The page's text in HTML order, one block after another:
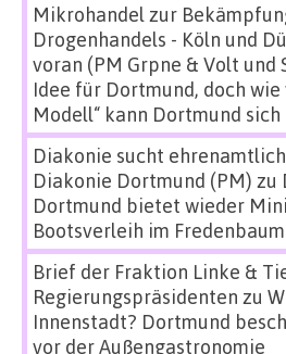
Mikrohandel zur
Drogenhandels - Köln und
voran (PM Grpne & Volt und
Idee für Dortmund, doch wie
Modell“ kann Dortmund
Diakonie sucht
Diakonie Dortmund (PM) zu
Dortmund bietet wieder
Bootsverleih im
Brief der Fraktion Linke &
Regierungspräsidenten zu
Innenstadt? Dortmund
vor der Außengastronomie